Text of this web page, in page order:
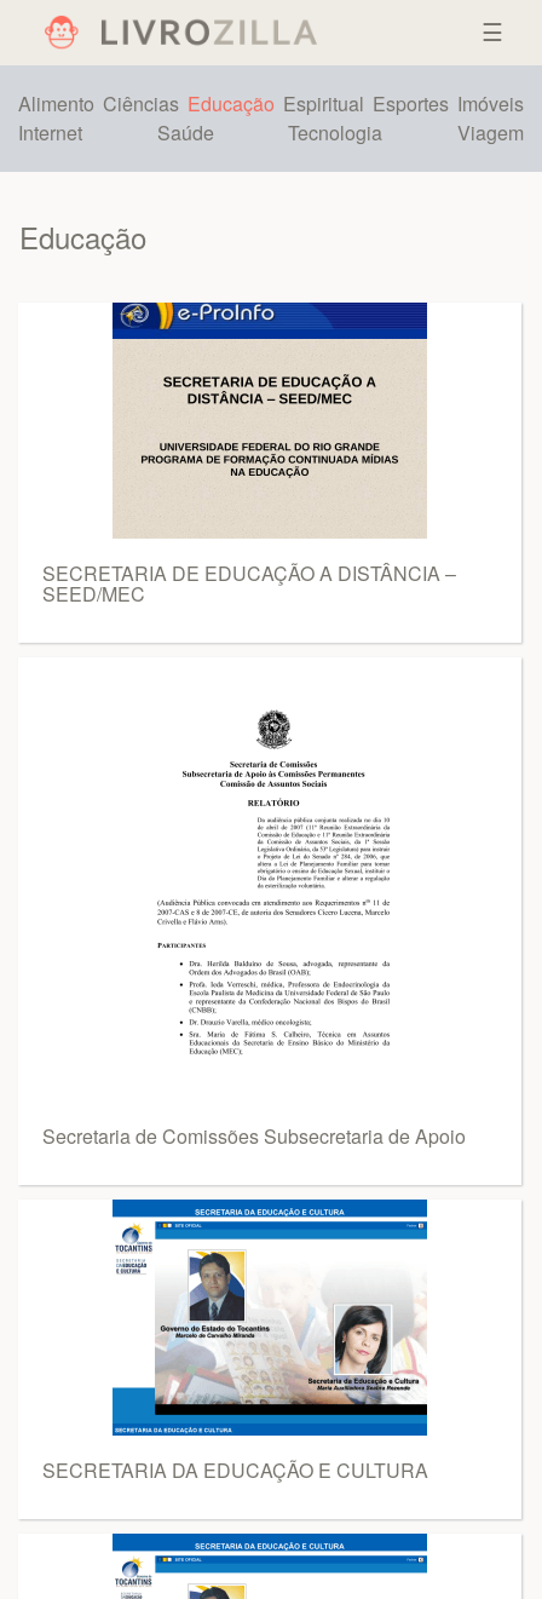
☰
Alimento Ciências Educação Espiritual Esportes Imóveis
Internet
Saúde Tecnologia Viagem
Educação
SECRETARIA DE EDUCAÇÃO A DISTÂNCIA –
SEED/MEC
Secretaria de Comissões Subsecretaria de Apoio
SECRETARIA DA EDUCAÇÃO E CULTURA